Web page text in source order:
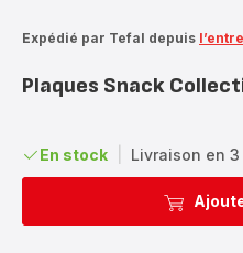
Expédié par Tefal depuis
Plaques Snack
En stock Livraison en